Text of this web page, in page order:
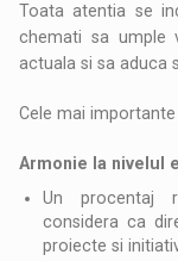
Toata atentia se
chemati sa umple
actuala si sa aduca
Cele mai
Armonie la nivelul
Un procentaj
considera ca
proiecte si